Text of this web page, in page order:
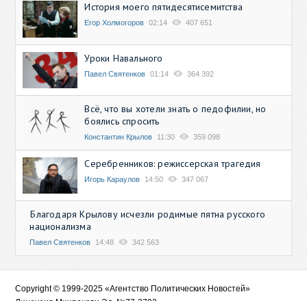
История моего пятидесятисемитства
Егор Холмогоров 02:14 407 651
Уроки Навального
Павел Святенков 01:14 364 392
Всё, что вы хотели знать о педофилии, но
боялись спросить
Константин Крылов 11:30 359 098
Серебренников: режиссерская трагедия
Игорь Караулов 14:50 347 067
Благодаря Крылову исчезли родимые пятна русского
национализма
Павел Святенков 14:48 342 563
Copyright © 1999-2025 «Агентство Политических Новостей»